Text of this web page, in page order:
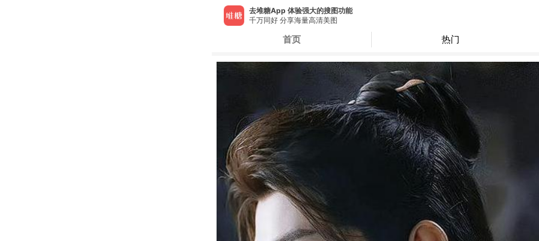
去堆糖App 体验强大的搜图功能
千万同好 分享海量高清美图
首页 热门